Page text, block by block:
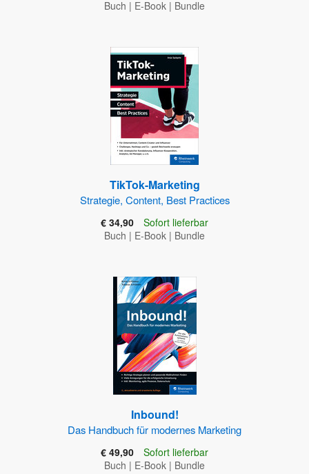
Buch | E-Book | Bundle
TikTok-Marketing
Strategie, Content, Best Practices
€ 34,90
Sofort lieferbar
Buch | E-Book | Bundle
Inbound!
Das Handbuch für modernes Marketing
€ 49,90
Sofort lieferbar
Buch | E-Book | Bundle